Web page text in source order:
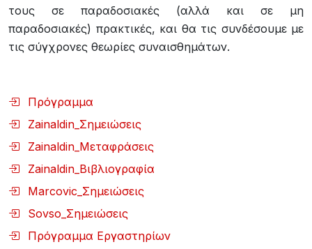
τους σε παραδοσιακές (αλλά και σε μη
παραδοσιακές) πρακτικές, και θα τις συνδέσουμε με
τις σύγχρονες θεωρίες συναισθημάτων.
Πρόγραμμα
Zainaldin_Σημειώσεις
Zainaldin_Μεταφράσεις
Zainaldin_Βιβλιογραφία
Marcovic_Σημειώσεις
Sovso_Σημειώσεις
Πρόγραμμα Εργαστηρίων